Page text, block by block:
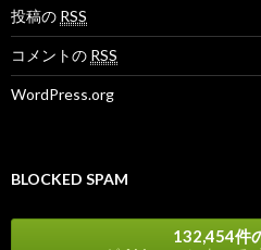
投稿の RSS
コメントの RSS
WordPress.org
BLOCKED SPAM
132,454件